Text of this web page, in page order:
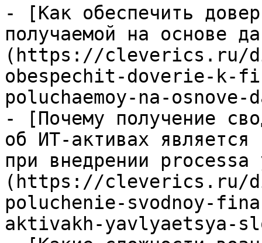
- [Как обеспечить
получаемой на основе
(https://cleverics.ru/
obespechit-doverie-k-
poluchaemoy-na-osnove-
- [Почему получение
об ИТ-активах
при внедрении processа
(https://cleverics.ru/
poluchenie-svodnoy-
aktivakh-yavlyaetsya-